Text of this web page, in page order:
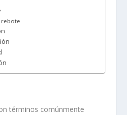
rebote
términos comúnmente